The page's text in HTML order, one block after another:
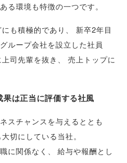
る環境も特徴の一つです。
も積極的であり
新卒2年目
ループ会社を設立した社員
司先輩を抜き
売上トップに
は正当に評価する社風
スチャンスを与えるととも
切にしている当社。
に関係なく 、
給与や報酬とし